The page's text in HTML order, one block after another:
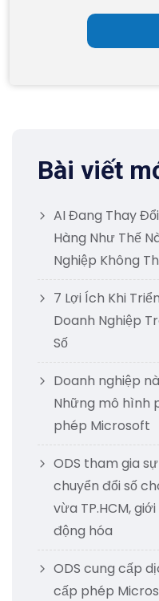
Bài viết
AI Đang Thay
Hàng Như Thế
Nghiệp Không
7 Lợi Ích Khi
Doanh Nghiệp
Số
Doanh nghiệp
Những mô hình
phép Microsoft
ODS tham gia
chuyển đổi số
vừa TP.HCM,
động hóa
ODS cung cấp
cấp phép